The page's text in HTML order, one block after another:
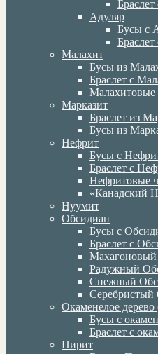
Адуляр
Бусы с
Малахит
Бусы из
Браслет с
Малахитовые
Марказит
Браслет из
Бусы из
Нефрит
Бусы с
Браслет с
Нефритовые
«Канадский
Нуумит
Обсидиан
Бусы с
Браслет с
Радужный
Снежный
Серебристый
Окаменелое
Бусы с
Браслет с
Пирит